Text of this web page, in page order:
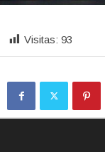
Visitas: 93